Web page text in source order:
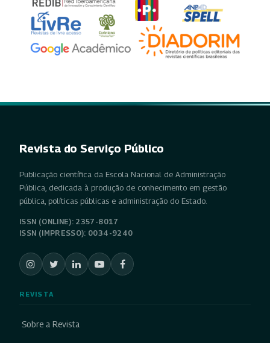
Revista do Serviço Público
Publicação científica da Escola Nacional de Administração
Pública, dedicada à produção de conhecimento em gestão
pública, políticas públicas e administração do Estado.
ISSN (ONLINE): 2357-8017
ISSN (IMPRESSO): 0034-9240
REVISTA
Sobre a Revista